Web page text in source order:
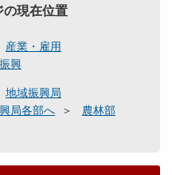
の現在位置
産業・雇用
興
地域振興局
局各部へ
農林部